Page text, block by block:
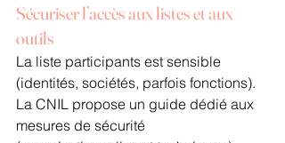
Sécuriser l’accès aux listes et aux
outils
La liste participants est sensible
(identités, sociétés, parfois fonctions).
La CNIL propose un guide dédié aux
mesures de sécurité